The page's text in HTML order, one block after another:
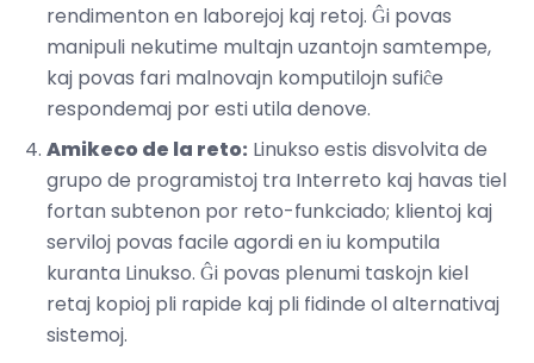
rendimenton en laborejoj kaj retoj. Ĝi povas
manipuli nekutime multajn uzantojn samtempe,
kaj povas fari malnovajn komputilojn sufiĉe
respondemaj por esti utila denove.
Amikeco de la reto: Linukso estis disvolvita de
grupo de programistoj tra Interreto kaj havas tiel
fortan subtenon por reto-funkciado; klientoj kaj
serviloj povas facile agordi en iu komputila
kuranta Linukso. Ĝi povas plenumi taskojn kiel
retaj kopioj pli rapide kaj pli fidinde ol alternativaj
sistemoj.